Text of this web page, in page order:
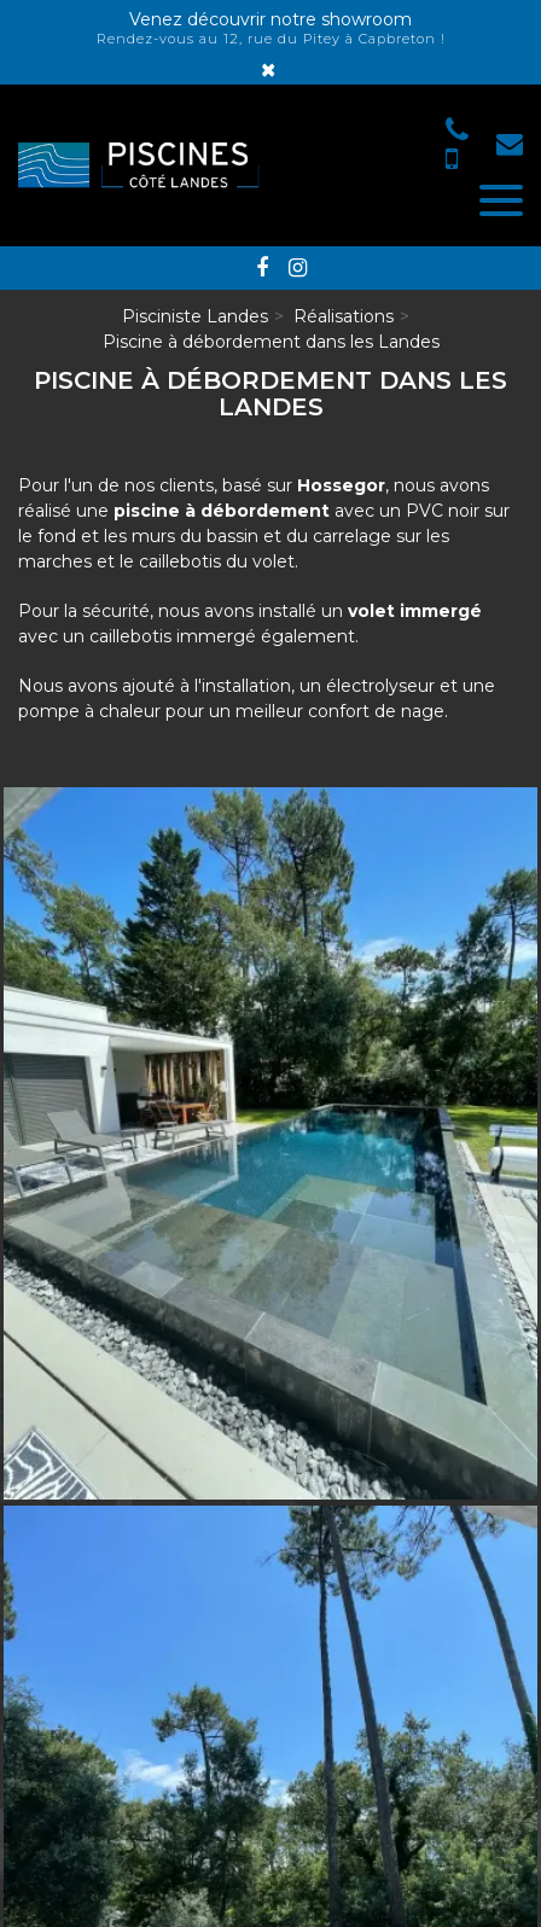
Venez découvrir notre showroom
Rendez-vous au 12, rue du Pitey à Capbreton !
×
Pisciniste Landes
Réalisations
Piscine à débordement dans les Landes
PISCINE À DÉBORDEMENT DANS LES
LANDES
Pour l'un de nos clients, basé sur Hossegor, nous avons
réalisé une piscine à débordement avec un PVC noir sur
le fond et les murs du bassin et du carrelage sur les
marches et le caillebotis du volet.
Pour la sécurité, nous avons installé un volet immergé
avec un caillebotis immergé également.
Nous avons ajouté à l'installation, un électrolyseur et une
pompe à chaleur pour un meilleur confort de nage.
Panneau de gestion des cookies